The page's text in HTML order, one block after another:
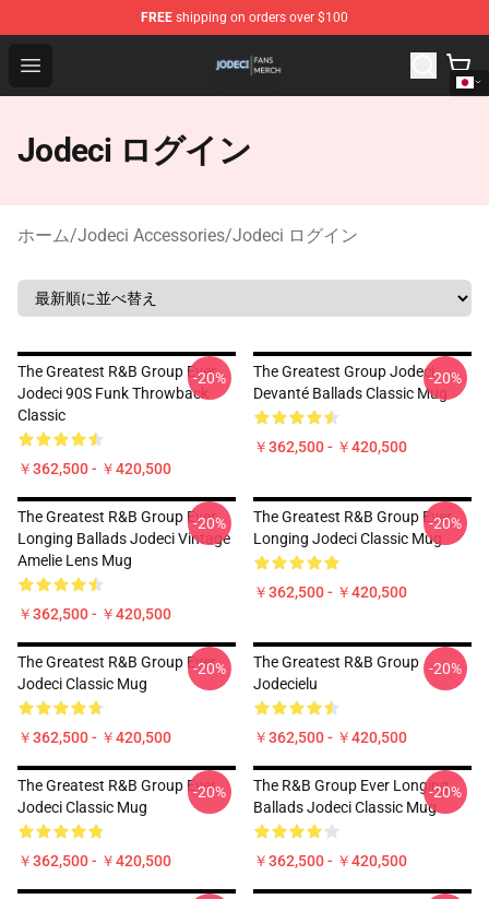
FREE shipping on orders over $100
Open menu
Jodeci Shop - Official Jodeci Merchandise Store
Jodeci ログイン
ホーム/Jodeci Accessories/Jodeci ログイン
The Greatest R&B Group Ever
Jodeci 90S Funk Throwback
Classic
￥362,500 - ￥420,500
-20%
The Greatest Group Jodeci
Devanté Ballads Classic Mug
￥362,500 - ￥420,500
-20%
The Greatest R&B Group Ever
Longing Ballads Jodeci Vintage
Amelie Lens Mug
￥362,500 - ￥420,500
-20%
The Greatest R&B Group Ever
Longing Jodeci Classic Mug
￥362,500 - ￥420,500
-20%
The Greatest R&B Group Ever
Jodeci Classic Mug
￥362,500 - ￥420,500
-20%
The Greatest R&B Group
Jodecielu
￥362,500 - ￥420,500
-20%
The Greatest R&B Group Ever
Jodeci Classic Mug
￥362,500 - ￥420,500
-20%
The R&B Group Ever Longing
Ballads Jodeci Classic Mug
￥362,500 - ￥420,500
-20%